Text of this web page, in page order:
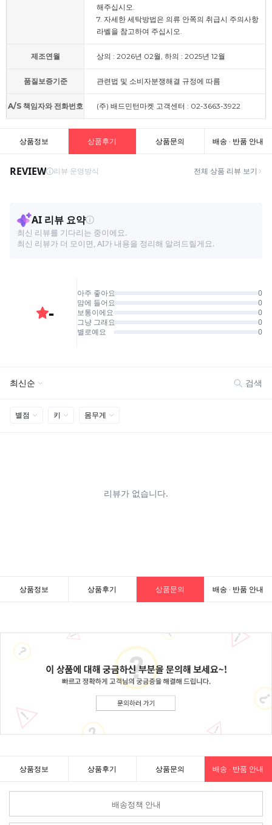
해주십시오.
7. 자세한 세탁방법은 의류 안쪽의 취급시 주의사항
라벨을 참고하여 주십시오.
제조연월 상의 : 2026년 02월, 하의 : 2025년 12월
품질보증기준 관련법 및 소비자분쟁해결 규정에 따름
A/S 책임자와 전화번호 (주) 배드민턴마켓 고객센터 : 02-3663-3922
상품정보 상품후기 상품문의 배송 · 반품 안내
상품정보 상품후기 상품문의 배송 · 반품 안내
상품정보 상품후기 상품문의 배송 · 반품 안내
배송정책 안내